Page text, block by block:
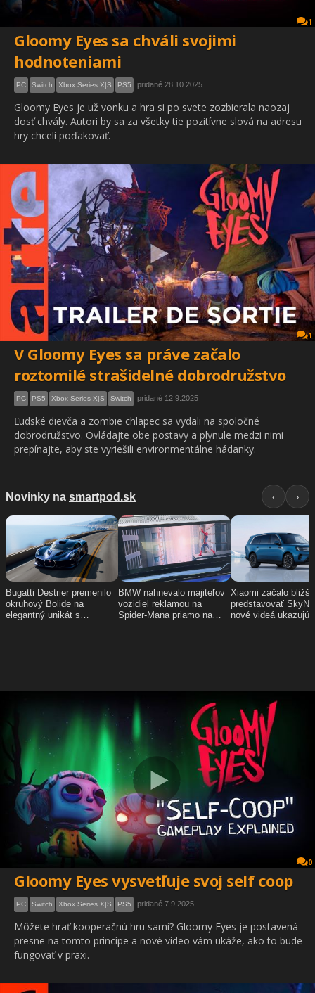
1
Gloomy Eyes sa chváli svojimi
hodnoteniami
PC Switch Xbox Series X|S PS5 pridané 28.10.2025
Gloomy Eyes je už vonku a hra si po svete zozbierala naozaj
dosť chvály. Autori by sa za všetky tie pozitívne slová na adresu
hry chceli poďakovať.
1
V Gloomy Eyes sa práve začalo
roztomilé strašidelné dobrodružstvo
PC PS5 Xbox Series X|S Switch pridané 12.9.2025
Ľudské dievča a zombie chlapec sa vydali na spoločné
dobrodružstvo. Ovládajte obe postavy a plynule medzi nimi
prepínajte, aby ste vyriešili environmentálne hádanky.
0
Gloomy Eyes vysvetľuje svoj self coop
PC Switch Xbox Series X|S PS5 pridané 7.9.2025
Môžete hrať kooperačnú hru sami? Gloomy Eyes je postavená
presne na tomto princípe a nové video vám ukáže, ako to bude
fungovať v praxi.